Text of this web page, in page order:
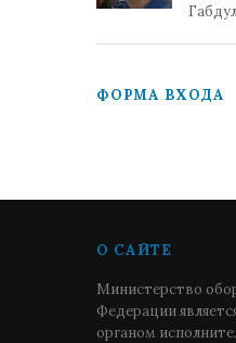
ФОРМА ВХОДА
О САЙТЕ
Министерство
Федерации
органом